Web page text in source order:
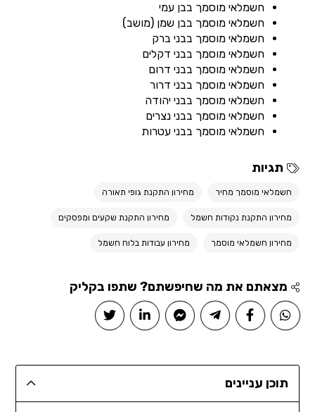
חשמלאי מוסמך בבן עמי
חשמלאי מוסמך בבן שמן (מושב)
חשמלאי מוסמך בבני ברק
חשמלאי מוסמך בבני דקלים
חשמלאי מוסמך בבני דרום
חשמלאי מוסמך בבני דרור
חשמלאי מוסמך בבני יהודה
חשמלאי מוסמך בבני נצרים
חשמלאי מוסמך בבני עטרות
תגיות
חשמלאי מוסמך מחיר מחירון התקנת גופי תאורה
מחירון התקנת נקודות חשמל מחירון התקנת שקעים ומפסקים
מחירון חשמלאי מוסמך מחירון עבודות בלוח חשמל
מצאתם את מה שחיפשתם? שתפו בקליק
תוכן עניינים